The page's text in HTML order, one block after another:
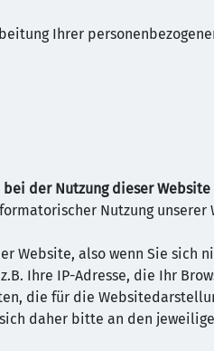
Ihrer
der Nutzung dieser
Nutzung unserer
Website, also wenn Sie
Ihre IP-Adresse, die Ihr
die für die
daher bitte an den